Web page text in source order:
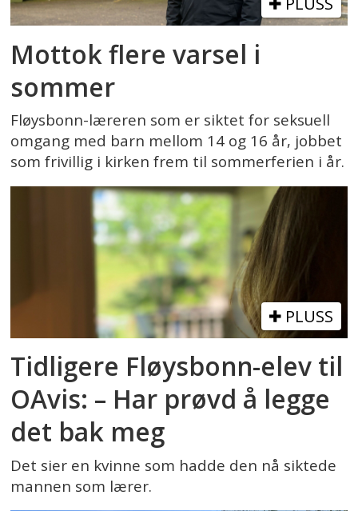
Mottok flere varsel i
sommer
Fløysbonn-læreren som er siktet for seksuell
omgang med barn mellom 14 og 16 år, jobbet
som frivillig i kirken frem til sommerferien i år.
PLUSS
Tidligere Fløysbonn-elev til
OAvis: – Har prøvd å legge
det bak meg
Det sier en kvinne som hadde den nå siktede
mannen som lærer.